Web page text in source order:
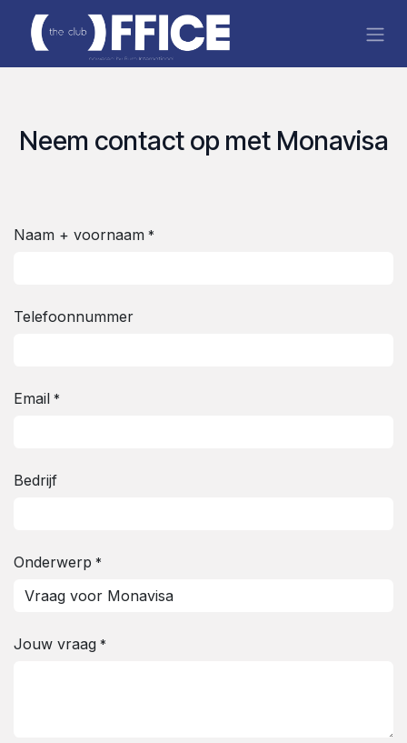
Overslaan naar inhoud
Neem contact op met Monavisa
Naam + voornaam *
Telefoonnummer
Email *
Bedrijf
Onderwerp *
Jouw vraag *